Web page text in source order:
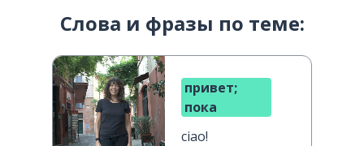
Слова и фразы по теме:
привет;
пока
ciao!